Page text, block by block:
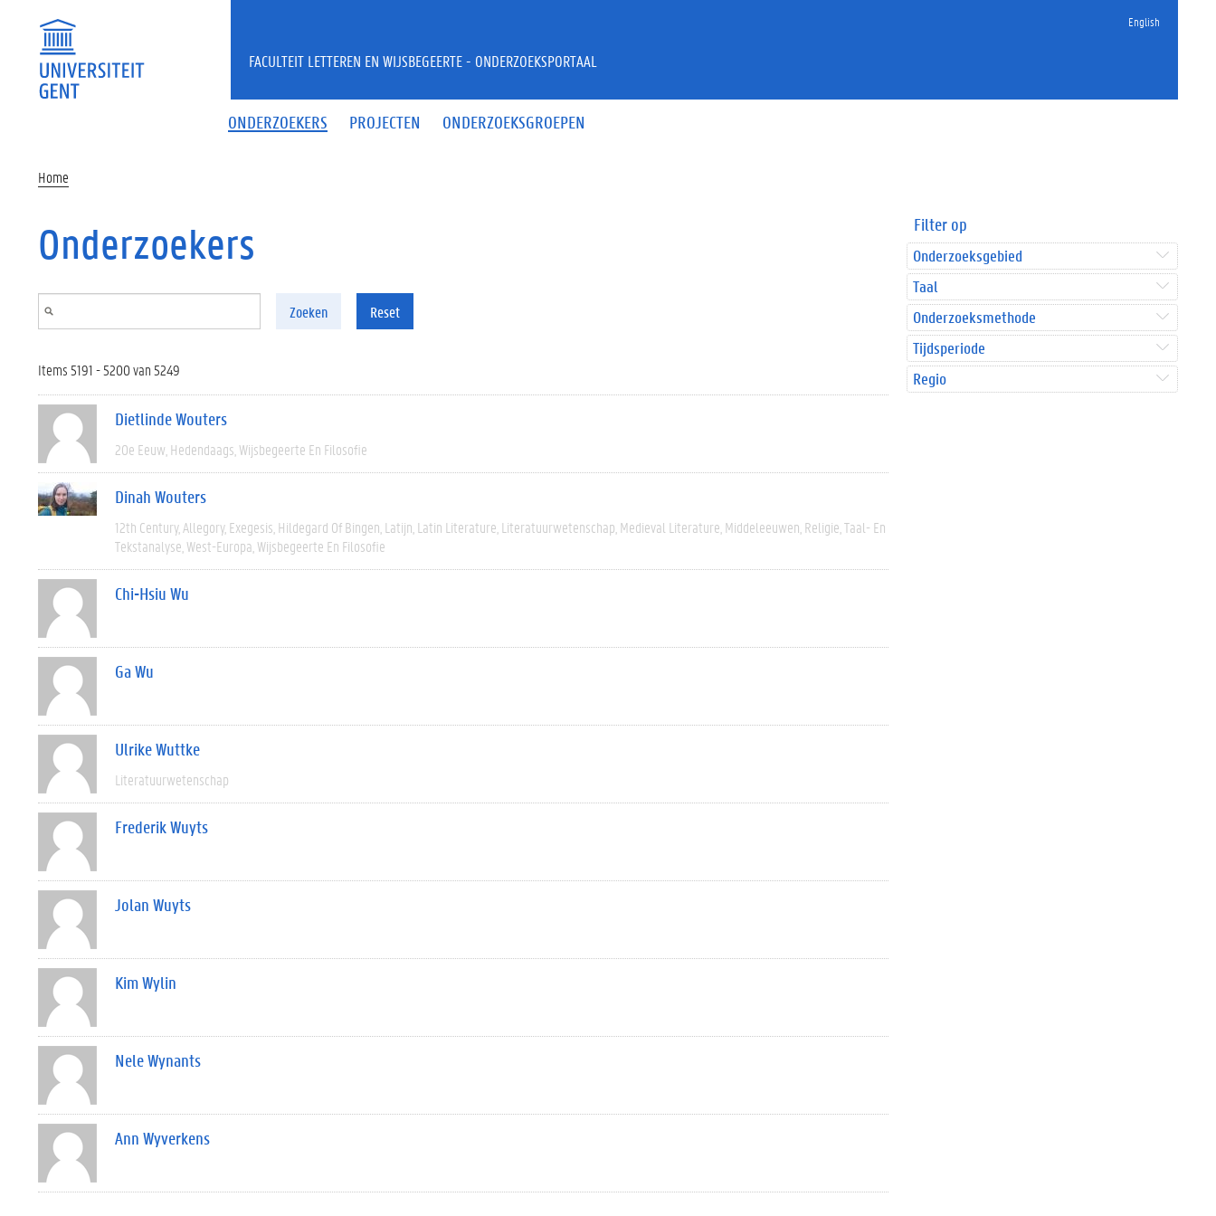
English
ONDERZOEKERS PROJECTEN ONDERZOEKSGROEPEN
FACULTEIT LETTEREN EN WIJSBEGEERTE - ONDERZOEKSPORTAAL
Home
Onderzoekers
Zoeken Reset
Items 5191 - 5200 van 5249
Dietlinde Wouters
20e Eeuw Hedendaags Wijsbegeerte En Filosofie
Dinah Wouters
12th Century Allegory Exegesis Hildegard Of Bingen Latijn Latin Literature Literatuurwetenschap Medieval Literature Middeleeuwen Religie Taal- En
Tekstanalyse West-Europa Wijsbegeerte En Filosofie
Chi-Hsiu Wu
Ga Wu
Ulrike Wuttke
Literatuurwetenschap
Frederik Wuyts
Jolan Wuyts
Kim Wylin
Nele Wynants
Ann Wyverkens
Filter op
Onderzoeksgebied
Taal
Onderzoeksmethode
Tijdsperiode
Regio